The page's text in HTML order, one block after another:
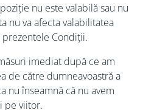
nu este valabilă sau nu
nu va afecta valabilitatea
Condiții.
imediat după ce am
de către dumneavoastră a
nu înseamnă că nu avem
pe viitor.